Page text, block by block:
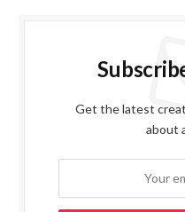
Get the latest
about